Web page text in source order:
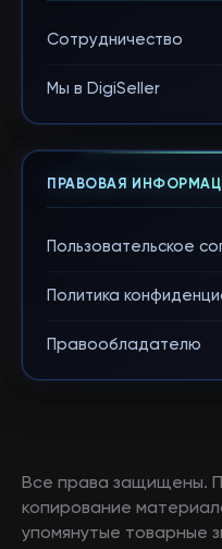
Сотрудничество
Мы в DigiSeller
ПРАВОВАЯ
Пользовательское
Политика
Правообладателю
Все права защищены.
копирование
упомянутые товарные